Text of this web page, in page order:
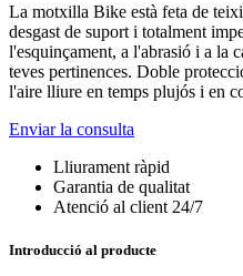
La motxilla Bike està feta de
desgast de suport i totalment
l'esquinçament, a l'abrasió i a la
teves pertinences. Doble
l'aire lliure en temps plujós i en
Enviar la consulta
Lliurament ràpid
Garantia de qualitat
Atenció al client 24/7
Introducció al producte